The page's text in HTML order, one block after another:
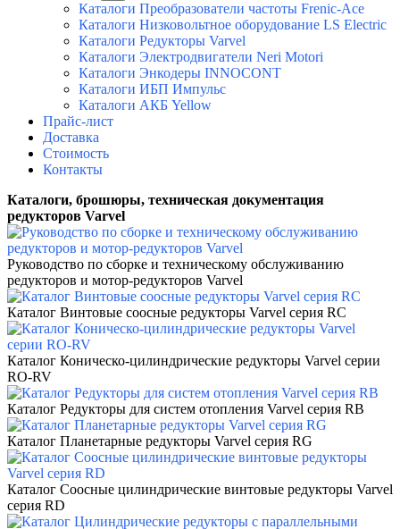
Каталоги Преобразователи частоты Frenic-Ace
Каталоги Низковольтное оборудование LS Electric
Каталоги Редукторы Varvel
Каталоги Электродвигатели Neri Motori
Каталоги Энкодеры INNOCONT
Каталоги ИБП Импульс
Каталоги АКБ Yellow
Прайс-лист
Доставка
Стоимость
Контакты
Каталоги, брошюры, техническая документация
редукторов Varvel
Руководство по сборке и техническому обслуживанию
редукторов и мотор-редукторов Varvel
Каталог Винтовые соосные редукторы Varvel серия RC
Каталог Коническо-цилиндрические редукторы Varvel серии
RO-RV
Каталог Редукторы для систем отопления Varvel серия RB
Каталог Планетарные редукторы Varvel серия RG
Каталог Соосные цилиндрические винтовые редукторы Varvel
серия RD